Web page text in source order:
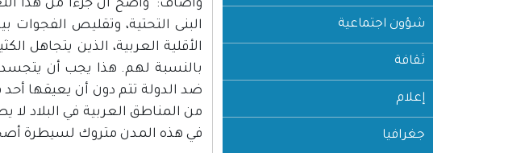
شؤون اجتماعية
ثقافة
إعلام
جغرافيا
وأضاف: "واضح أن جزءًا من هذا
البنى التحتية، وتقليص الفجوات
الأقلية العربية، الذين يتجاهل
بالنسبة لهم. هذا يجب أن
ضد الدولة تتم دون أن يعيقها أحد
من المناطق العربية في البلاد لا
في هذه المدن متروك لسيطرة